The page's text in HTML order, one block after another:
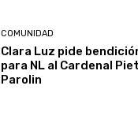
COMUNIDAD
Clara Luz pide
para NL al Cardenal
Parolin